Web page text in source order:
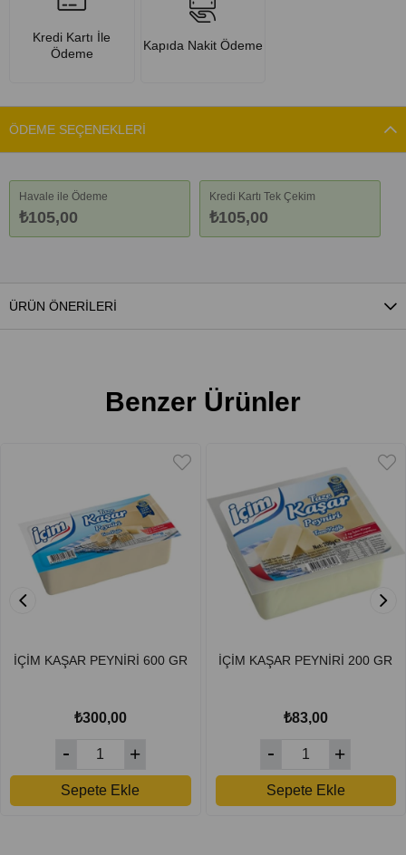
Kredi Kartı İle
Ödeme
Kapıda Nakit Ödeme
ÖDEME SEÇENEKLERI
Havale ile Ödeme
₺105,00
Kredi Kartı Tek Çekim
₺105,00
ÜRÜN ÖNERILERI
Benzer Ürünler
İÇİM KAŞAR PEYNİRİ 600 GR
₺300,00
Sepete Ekle
İÇİM KAŞAR PEYNİRİ 200 GR
₺83,00
Sepete Ekle